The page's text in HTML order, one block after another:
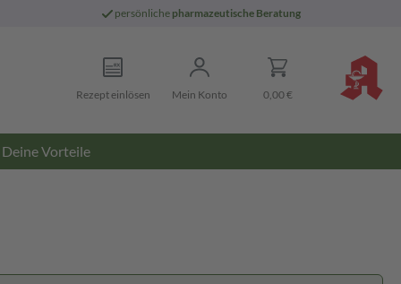
persönliche pharmazeutische Beratung
Rezept einlösen Mein Konto 0,00 €
Deine Vorteile